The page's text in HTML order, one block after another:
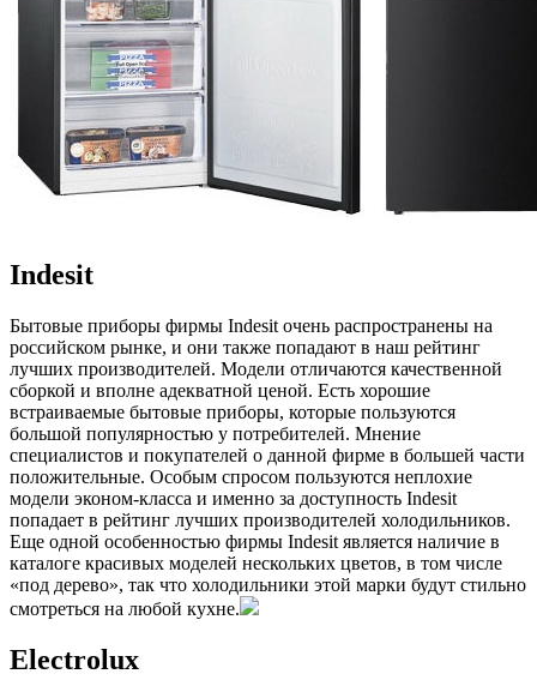
Indesit
Бытовые приборы фирмы Indesit очень распространены на
российском рынке, и они также попадают в наш рейтинг
лучших производителей. Модели отличаются качественной
сборкой и вполне адекватной ценой. Есть хорошие
встраиваемые бытовые приборы, которые пользуются
большой популярностью у потребителей. Мнение
специалистов и покупателей о данной фирме в большей части
положительные. Особым спросом пользуются неплохие
модели эконом-класса и именно за доступность Indesit
попадает в рейтинг лучших производителей холодильников.
Еще одной особенностью фирмы Indesit является наличие в
каталоге красивых моделей нескольких цветов, в том числе
«под дерево», так что холодильники этой марки будут стильно
смотреться на любой кухне.
Electrolux